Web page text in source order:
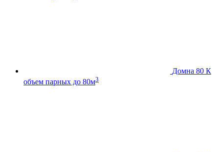
Домна 80 К
объем парных до 80м3